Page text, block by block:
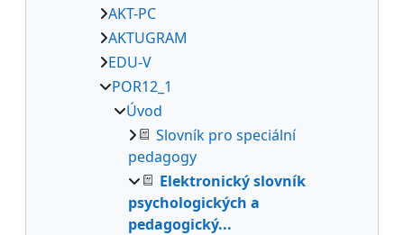
AKT-PC
AKTUGRAM
EDU-V
POR12_1
Úvod
Slovník pro speciální
pedagogy
Elektronický slovník
psychologických a
pedagogický...